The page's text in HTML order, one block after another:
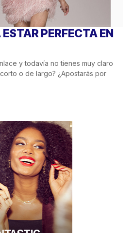
PERFECTA EN
y todavía no tienes muy claro
o de largo? ¿Apostarás por